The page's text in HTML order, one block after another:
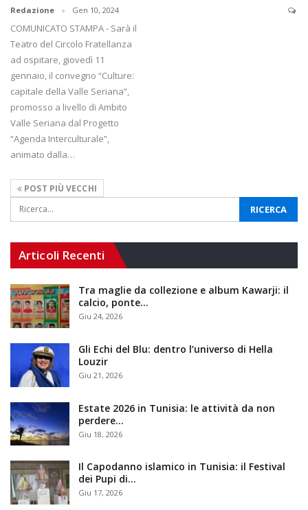
Redazione Gen 10, 2024
COMUNICATO STAMPA - Sarà il
Teatro del Circolo Fratellanza
ad ospitare, giovedì 11
gennaio, il convegno “Culture:
capitale della Valle Seriana”,
promosso a livello di Ambito
Valle Seriana dal Progetto
“Agenda Interculturale”,
animato dalla…
POST PIÙ VECCHI
Articoli Recenti
Tra maglie da collezione e album Kawarji: il
calcio, ponte…
Giu 24, 2026
Gli Echi del Blu: dentro l’universo di Hella
Louzir
Giu 21, 2026
Estate 2026 in Tunisia: le attività da non
perdere…
Giu 18, 2026
Il Capodanno islamico in Tunisia: il Festival
dei Pupi di…
Giu 17, 2026